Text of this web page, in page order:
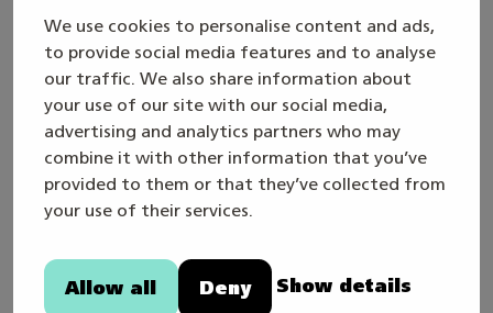
We use cookies to personalise content and ads,
to provide social media features and to analyse
our traffic. We also share information about
your use of our site with our social media,
advertising and analytics partners who may
combine it with other information that you’ve
provided to them or that they’ve collected from
your use of their services.
Allow all Deny Show details
palveluksessa tai yksityisenä
ammatinharjoittajana. Työpaikkoina ovat
esimerkiksi rakennusliikkeet, rakennusalan
teollisuus, rautakaupat ja
kiinteistönhuoltoyhtiöt. Itsenäinen yrittäjyys on
yksi vaihtoehto.
Tyypillisesti rakennusalan työt tehdään